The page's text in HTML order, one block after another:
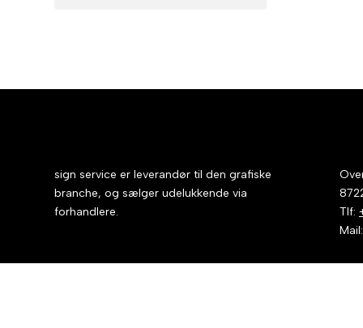
sign service er leverandør til den grafiske
branche, og sælger udelukkende via
forhandlere.
Tlf:
Mail: